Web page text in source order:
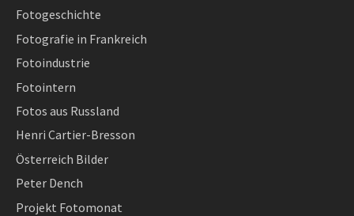
Fotogeschichte
Fotografie in Frankreich
Fotoindustrie
Fotointern
Fotos aus Russland
Henri Cartier-Bresson
Österreich Bilder
Peter Dench
Projekt Fotomonat